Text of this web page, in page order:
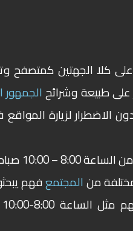
كلا الجهتين كمتصفح
طبيعة وشرائح
الاضطرار لزيارة
من الساعة 8:00 – 10:00 صباحاً ومن الساعة 6:00 – 9:00 مساءاً.
منالمجتمعفهم